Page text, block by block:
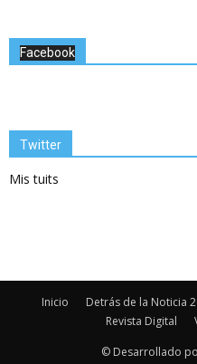
Facebook
Twitter
Mis tuits
Inicio Detrás de la Noticia
Revista Digital
© Desarrollado